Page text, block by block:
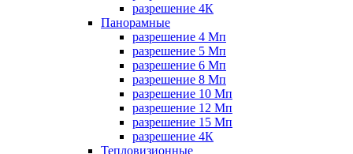
разрешение 4К
Панорамные
разрешение 4 Мп
разрешение 5 Мп
разрешение 6 Мп
разрешение 8 Мп
разрешение 10 Мп
разрешение 12 Мп
разрешение 15 Мп
разрешение 4К
Тепловизионные